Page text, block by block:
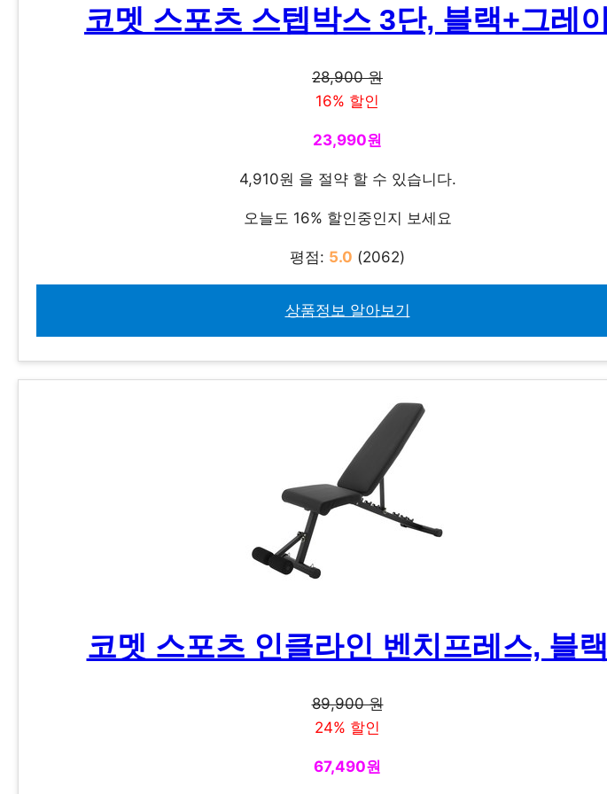
코멧 스포츠 스텝박스 3단, 블랙+그레이
28,900 원
16% 할인
23,990원
4,910원 을 절약 할 수 있습니다.
오늘도 16% 할인중인지 보세요
평점: 5.0 (2062)
상품정보 알아보기
코멧 스포츠 인클라인 벤치프레스, 블랙
89,900 원
24% 할인
67,490원